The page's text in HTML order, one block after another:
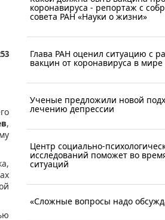
,
коронавируса - репортаж с
совета РАН «Науки о жизни»
Глава РАН оценил ситуацию с
вакцин от коронавируса в мире
Ученые предложили новой
лечению депрессии
Центр социально-
исследований поможет во
ситуаций
«Сложные вопросы надо